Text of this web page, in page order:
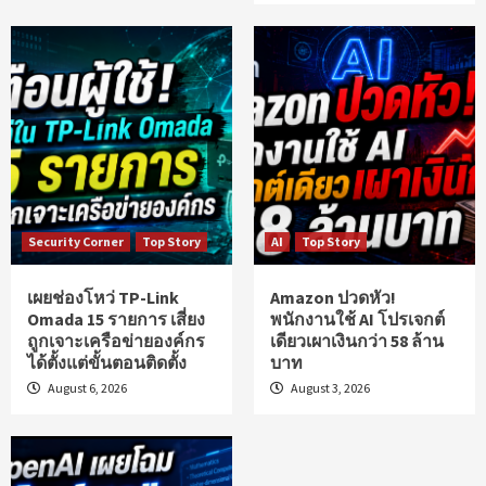
Security Corner Top Story
เผยช่องโหว่ TP-Link
Omada 15 รายการ เสี่ยง
ถูกเจาะเครือข่ายองค์กร
ได้ตั้งแต่ขั้นตอนติดตั้ง
August 6, 2026
AI Top Story
Amazon ปวดหัว!
พนักงานใช้ AI โปรเจกต์
เดียวเผาเงินกว่า 58 ล้าน
บาท
August 3, 2026